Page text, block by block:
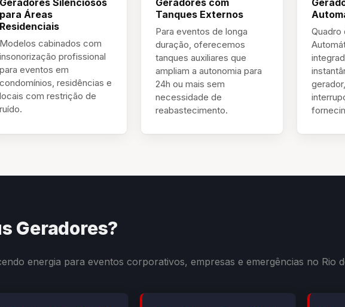
Geradores Silenciosos
para Áreas
Residenciais
Modelos cabinados com
insonorização profissional
para eventos em
condomínios, residências e
locais com restrição de
ruído.
Geradores com
Tanques Externos
Para eventos de longa
duração, oferecemos
tanques auxiliares que
ampliam a autonomia para
24h ou mais sem
necessidade de
reabastecimento.
Quadro
Geradores?
energia para eventos corporativos, empresas e emergências no Rio